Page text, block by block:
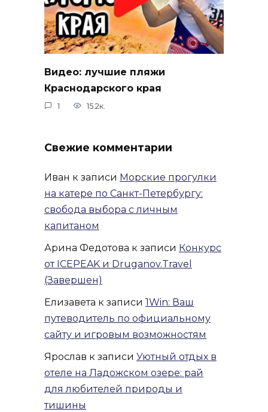
Видео: лучшие пляжи
Краснодарского края
1 15.2к.
Свежие комментарии
Иван к записи Морские прогулки
на катере по Санкт-Петербургу:
свобода выбора с личным
капитаном
Арина Федотова к записи Конкурс
от ICEPEAK и Druganov.Travel
(Завершен)
Елизавета к записи 1Win: Ваш
путеводитель по официальному
сайту и игровым возможностям
Ярослав к записи Уютный отдых в
отеле на Ладожском озере: рай
для любителей природы и
тишины